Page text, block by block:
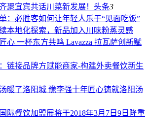
聚宜宾共话川菜新发展！ 头条3
：必胜客如何让年轻人乐于“见面吃饭”
本地化探索，新品加入川味粉蒸灵感
心 一杯东方共鸣 Lavazza 拉瓦萨创新赋
链接品牌方赋能商家-构建外卖餐饮新生
暖了洛阳城 豫李强十年匠心铸就洛阳汤
际餐饮加盟展将于2018年3月7日9日隆重